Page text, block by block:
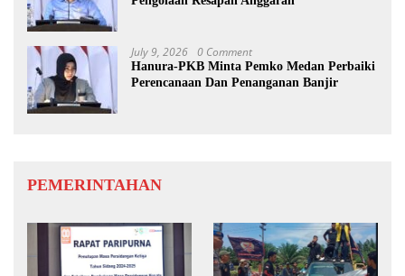
July 9, 2026 0 Comment
Hanura-PKB Minta Pemko Medan Perbaiki
Perencanaan Dan Penanganan Banjir
PEMERINTAHAN